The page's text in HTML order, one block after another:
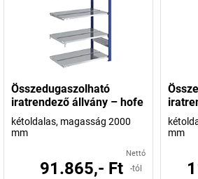
Összedugaszolható
iratrendező állvány – hofe
kétoldalas, magasság 2000
mm
Nettó
91.865,- Ft -tól
mm